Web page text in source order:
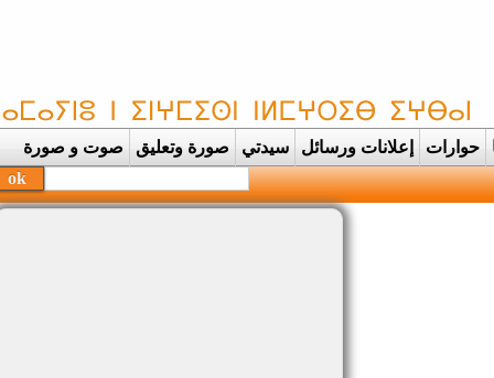
حوارات إعلانات ورسائل سيدتي صورة وتعليق صوت و صورة